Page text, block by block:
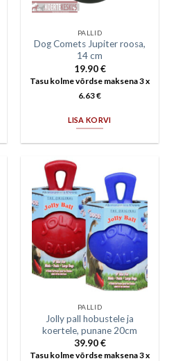
PALLID
Dog Comets Jupiter roosa,
14 cm
19.90€
Tasu kolme võrdse maksena 3 x
6.63€
LISA KORVI
PALLID
Jolly pall hobustele ja
koertele, punane 20cm
39.90€
Tasu kolme võrdse maksena 3 x